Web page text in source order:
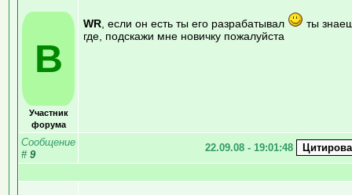
B
Участник
форума
WR , если он есть ты его разрабатывал
ты
где, подскажи мне новичку пожалуйста
Сообщение
# 9
22.09.08 - 19:01:48